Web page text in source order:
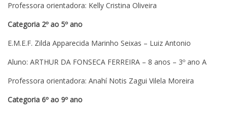
Professora orientadora: Kelly Cristina Oliveira
Categoria 2º ao 5º ano
E.M.E.F. Zilda Apparecida Marinho Seixas – Luiz Antonio
Aluno: ARTHUR DA FONSECA FERREIRA – 8 anos – 3º ano A
Professora orientadora: Anahí Notis Zagui Vilela Moreira
Categoria 6º ao 9º ano